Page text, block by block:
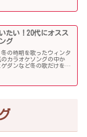
たい！20代にオスス
グ
の時期を歌ったウィンタ
カラオケソングの中か
ダンなど冬の歌だけを個